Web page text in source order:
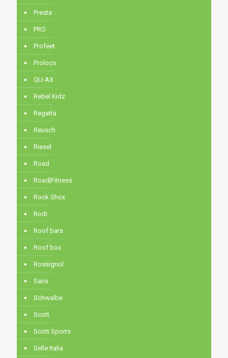
Presta
PRO
Profeet
Proloco
QU-AX
Rebel Kidz
Regatta
Reusch
Riesel
Road
Road|Fitness
Rock Shox
Rodi
Roof bars
Roof box
Rossignol
Saris
Schwalbe
Scott
Scott Sports
Selle Italia